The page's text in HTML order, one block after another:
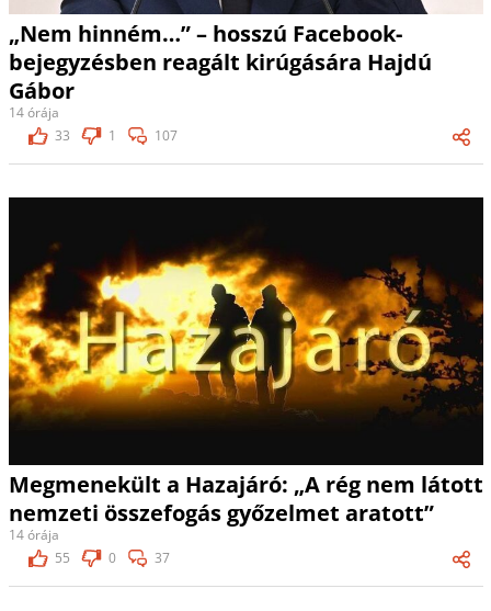
„Nem hinném…” – hosszú Facebook-
bejegyzésben reagált kirúgására Hajdú
Gábor
14 órája
33
1 107
Megmenekült a Hazajáró: „A rég nem látott
nemzeti összefogás győzelmet aratott”
14 órája
55
0 37